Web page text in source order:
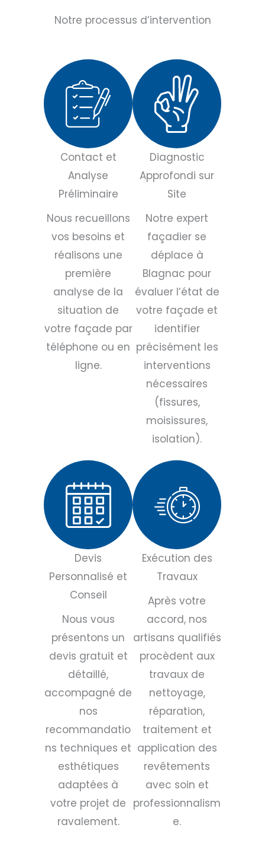
Notre processus d’intervention
Contact et
Analyse
Préliminaire
Nous recueillons
vos besoins et
réalisons une
première
analyse de la
situation de
votre façade par
téléphone ou en
ligne.
Diagnostic
Approfondi sur
Site
Notre expert
façadier se
déplace à
Blagnac pour
évaluer l’état de
votre façade et
identifier
précisément les
interventions
nécessaires
(fissures,
moisissures,
isolation).
Devis
Personnalisé et
Conseil
Nous vous
présentons un
devis gratuit et
détaillé,
accompagné de
nos
recommandatio
ns techniques et
esthétiques
adaptées à
votre projet de
ravalement.
Exécution des
Travaux
Après votre
accord, nos
artisans qualifiés
procèdent aux
travaux de
nettoyage,
réparation,
traitement et
application des
revêtements
avec soin et
professionnalism
e.